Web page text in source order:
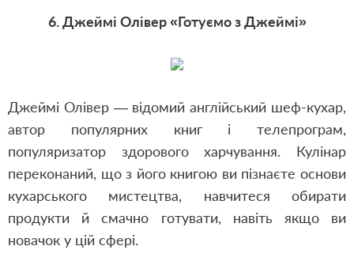
6. Джеймі Олівер «Готуємо з Джеймі»
Джеймі Олівер — відомий англійський шеф-кухар,
автор популярних книг і телепрограм,
популяризатор здорового харчування. Кулінар
переконаний, що з його книгою ви пізнаєте основи
кухарського мистецтва, навчитеся обирати
продукти й смачно готувати, навіть якщо ви
новачок у цій сфері.